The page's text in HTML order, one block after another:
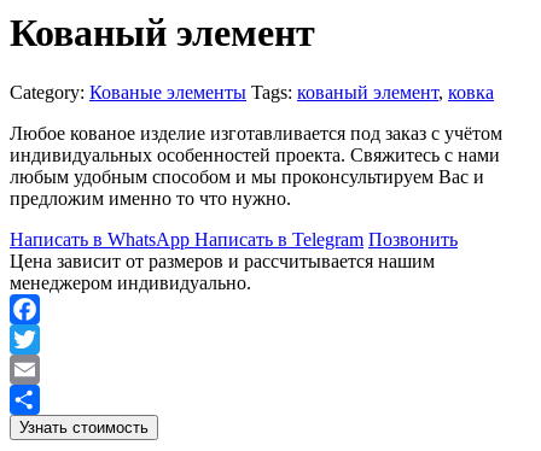
Кованый элемент
Category: Кованые элементы Tags: кованый элемент, ковка
Любое кованое изделие изготавливается под заказ с учётом
индивидуальных особенностей проекта. Свяжитесь с нами
любым удобным способом и мы проконсультируем Вас и
предложим именно то что нужно.
Написать в WhatsApp Написать в Telegram Позвонить
Цена зависит от размеров и рассчитывается нашим
менеджером индивидуально.
Facebook
Twitter
Email
Отправить
Узнать стоимость